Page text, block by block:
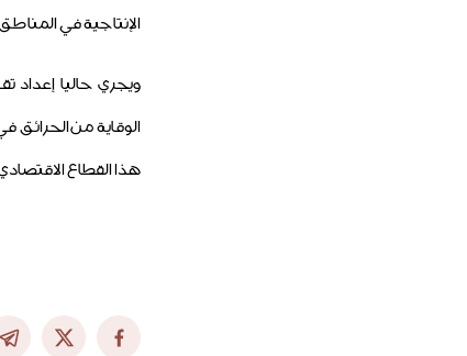
الإنتاجية في
ويجري حاليا إعداد
الوقاية من الحرائق
هذا القطاع